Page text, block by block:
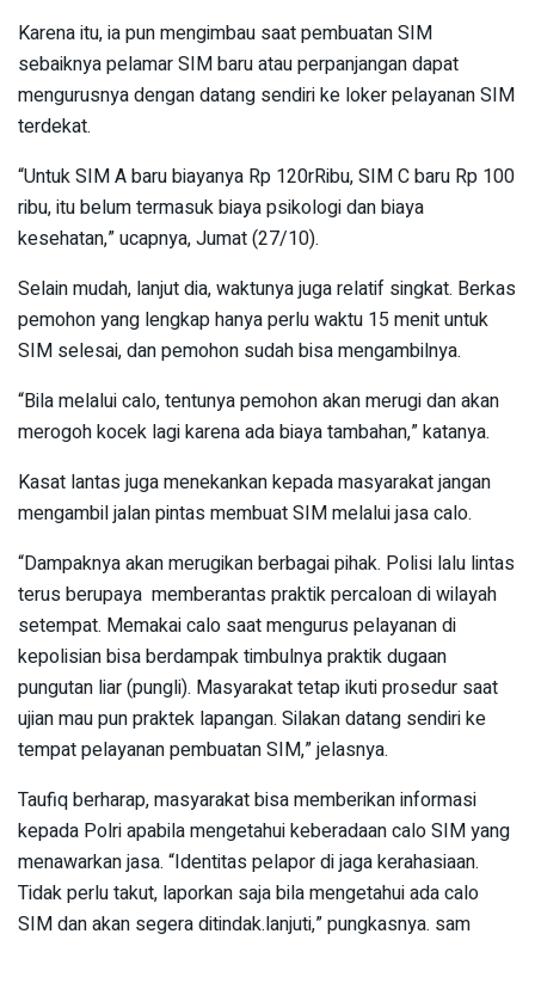
Karena itu, ia pun mengimbau saat pembuatan SIM
sebaiknya pelamar SIM baru atau perpanjangan dapat
mengurusnya dengan datang sendiri ke loker pelayanan SIM
terdekat.
“Untuk SIM A baru biayanya Rp 120rRibu, SIM C baru Rp 100
ribu, itu belum termasuk biaya psikologi dan biaya
kesehatan,” ucapnya, Jumat (27/10).
Selain mudah, lanjut dia, waktunya juga relatif singkat. Berkas
pemohon yang lengkap hanya perlu waktu 15 menit untuk
SIM selesai, dan pemohon sudah bisa mengambilnya.
“Bila melalui calo, tentunya pemohon akan merugi dan akan
merogoh kocek lagi karena ada biaya tambahan,” katanya.
Kasat lantas juga menekankan kepada masyarakat jangan
mengambil jalan pintas membuat SIM melalui jasa calo.
“Dampaknya akan merugikan berbagai pihak. Polisi lalu lintas
terus berupaya memberantas praktik percaloan di wilayah
setempat. Memakai calo saat mengurus pelayanan di
kepolisian bisa berdampak timbulnya praktik dugaan
pungutan liar (pungli). Masyarakat tetap ikuti prosedur saat
ujian mau pun praktek lapangan. Silakan datang sendiri ke
tempat pelayanan pembuatan SIM,” jelasnya.
Taufiq berharap, masyarakat bisa memberikan informasi
kepada Polri apabila mengetahui keberadaan calo SIM yang
menawarkan jasa. “Identitas pelapor di jaga kerahasiaan.
Tidak perlu takut, laporkan saja bila mengetahui ada calo
SIM dan akan segera ditindak.lanjuti,” pungkasnya. sam